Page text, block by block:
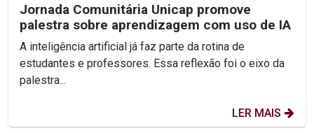
Jornada Comunitária Unicap promove
palestra sobre aprendizagem com uso de IA
A inteligência artificial já faz parte da rotina de
estudantes e professores. Essa reflexão foi o eixo da
palestra...
LER MAIS